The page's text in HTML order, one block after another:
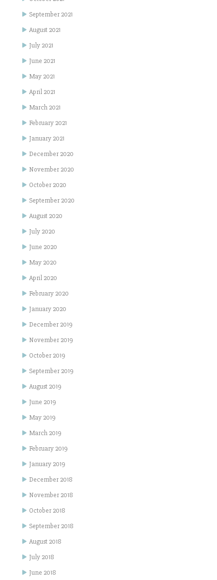
September 2021
August 2021
July 2021
June 2021
May 2021
April 2021
March 2021
February 2021
January 2021
December 2020
November 2020
October 2020
September 2020
August 2020
July 2020
June 2020
May 2020
April 2020
February 2020
January 2020
December 2019
November 2019
October 2019
September 2019
August 2019
June 2019
May 2019
March 2019
February 2019
January 2019
December 2018
November 2018
October 2018
September 2018
August 2018
July 2018
June 2018